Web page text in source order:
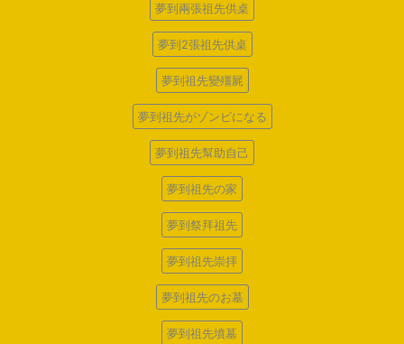
夢到兩張祖先供桌
夢到2張祖先供桌
夢到祖先變殭屍
夢到祖先がゾンビになる
夢到祖先幫助自己
夢到祖先の家
夢到祭拜祖先
夢到祖先崇拝
夢到祖先のお墓
夢到祖先墳墓